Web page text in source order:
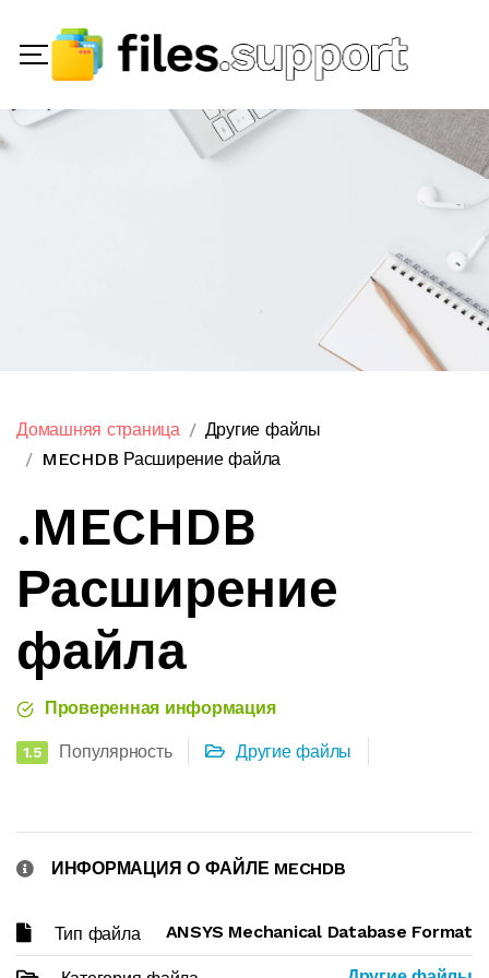
Домашняя страница
Другие файлы
MECHDB Расширение файла
.MECHDB
Расширение
файла
Проверенная информация
1.5 Популярность Другие файлы
ИНФОРМАЦИЯ О ФАЙЛЕ MECHDB
Тип файла ANSYS Mechanical Database Format